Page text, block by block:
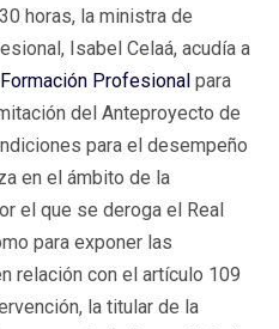
horas, la ministra de
Isabel Celaá, acudía a
Profesional para
del Anteproyecto de
para el desempeño
en el ámbito de la
el que se deroga el Real
para exponer las
relación con el artículo 109
la titular de la